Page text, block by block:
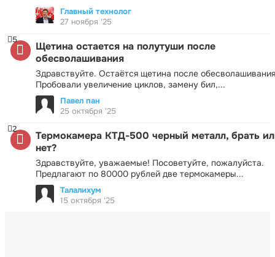
Главный технолог
27 ноября '25
Щетина остается на полутуши после
обесволашивания
Здравствуйте. Остаётся щетина после
Пробовали увеличение циклов, замену бил,...
5
Павел пан
25 октября '25
Термокамера КТД-500 черный металл, брать
нет?
Здравствуйте, уважаемые! Посоветуйте, пожалуйста.
Предлагают по 80000 рублей две термокамеры...
2
Талалихум
15 октября '25